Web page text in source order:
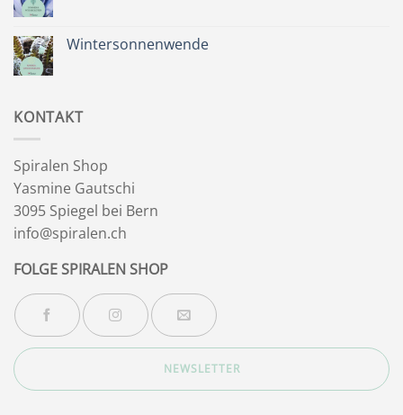
Sommer
&
Wintersonnenwende
KONTAKT
Spiralen Shop
Yasmine Gautschi
3095 Spiegel bei Bern
info@spiralen.ch
FOLGE SPIRALEN SHOP
NEWSLETTER